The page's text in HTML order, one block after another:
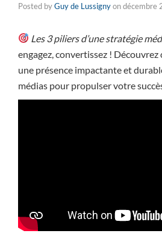
Posted byGuy de Lussignyondécembre
Les 3 piliers d’une stratégie
engagez, convertissez !
une présence impactante et
médias pour propulser votre